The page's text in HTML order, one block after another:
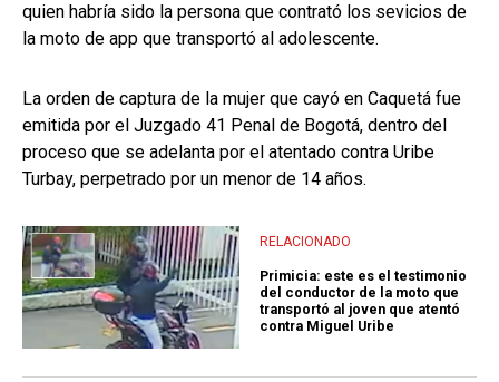
quien habría sido la persona que contrató los sevicios de
la moto de app que transportó al adolescente.
La orden de captura de la mujer que cayó en Caquetá fue
emitida por el Juzgado 41 Penal de Bogotá, dentro del
proceso que se adelanta por el atentado contra Uribe
Turbay, perpetrado por un menor de 14 años.
RELACIONADO
Primicia: este es el testimonio
del conductor de la moto que
transportó al joven que atentó
contra Miguel Uribe